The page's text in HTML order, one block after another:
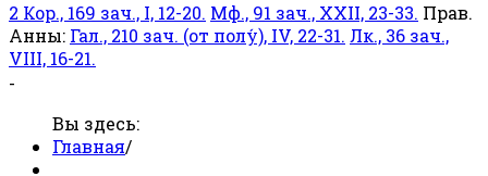
2 Кор., 169 зач., I, 12-20. Мф., 91 зач., XXII, 23-33. Прав.
Анны: Гал., 210 зач. (от полу́), IV, 22-31. Лк., 36 зач.,
VIII, 16-21.
-
Вы здесь:
Главная/